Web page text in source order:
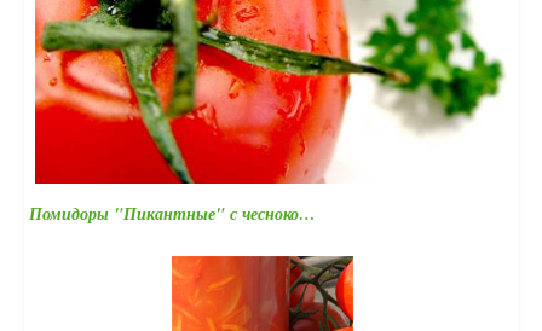
Помидоры "Пикантные" с чесноко…